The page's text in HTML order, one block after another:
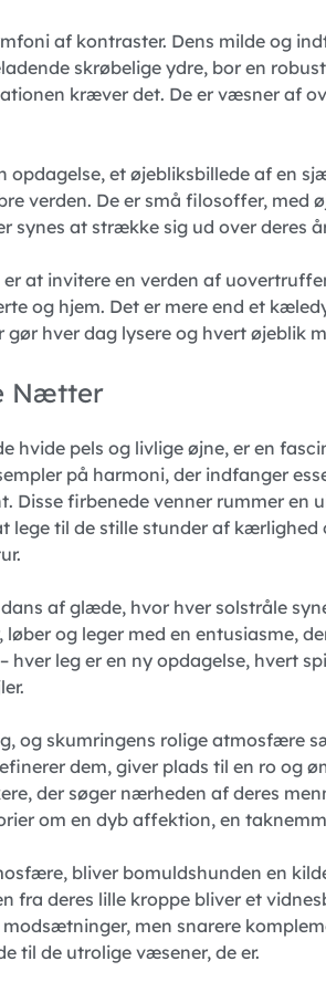
af kontraster. Dens milde og
skrøbelige ydre, bor en
kræver det. De er væsner af
opdagelse, et øjebliksbillede af en
verden. De er små filosoffer, med
synes at strække sig ud over deres
at invitere en verden af
og hjem. Det er mere end et
hver dag lysere og hvert øjeblik
Nætter
hvide pels og livlige øjne, er en
på harmoni, der indfanger
Disse firbenede venner rummer en
til de stille stunder af kærlighed
af glæde, hvor hver solstråle
og leger med en entusiasme,
leg er en ny opdagelse, hvert
og skumringens rolige atmosfære
dem, giver plads til en ro og
der søger nærheden af deres
om en dyb affektion, en
bliver bomuldshunden en
fra deres lille kroppe bliver et
men snarere
til de utrolige væsener, de er.